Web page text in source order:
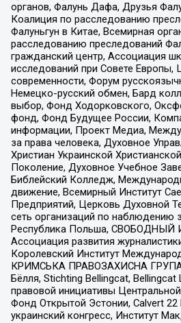
органов, Фалунь Дафа, Друзья
Коалиция по расследованию
Фалуньгун в Китае, Всемирная
расследованию преследований
гражданский центр, Ассоциация
исследований при Совете Европы,
современности, Форум
Немецко-русский обмен, Бард
выбор, Фонд Ходорковского,
фонд, Фонд Будущее России,
информации, Проект Медиа,
за права человека, Духовное
Христиан Украинской
Поколение, Духовное Учебное
Библейский Колледж,
движение, Всемирный Институт
Предприятий, Церковь Духовной
сеть организаций по наблюдению
Республика Польша, СВОБОДНЫЙ
Ассоциация развития
Королевский Институт
КРИМСЬКА ПРАВОЗАХИСНА
Бёлля, Stichting Bellingcat, Bellingcat
правовой инициативы
Фонд Открытой Эстонии, Calvert 22
украинский конгресс, Институт